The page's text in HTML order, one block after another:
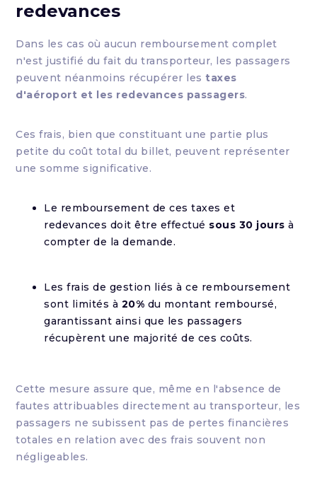
redevances
Dans les cas où aucun remboursement complet
n'est justifié du fait du transporteur, les passagers
peuvent néanmoins récupérer les taxes
d'aéroport et les redevances passagers.
Ces frais, bien que constituant une partie plus
petite du coût total du billet, peuvent représenter
une somme significative.
Le remboursement de ces taxes et
redevances doit être effectué sous 30 jours à
compter de la demande.
Les frais de gestion liés à ce remboursement
sont limités à 20% du montant remboursé,
garantissant ainsi que les passagers
récupèrent une majorité de ces coûts.
Cette mesure assure que, même en l'absence de
fautes attribuables directement au transporteur, les
passagers ne subissent pas de pertes financières
totales en relation avec des frais souvent non
négligeables.